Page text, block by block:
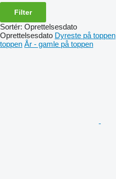
Filter
Sortér: Oprettelsesdato
Oprettelsesdato Dyreste på toppen
toppen År - gamle på toppen